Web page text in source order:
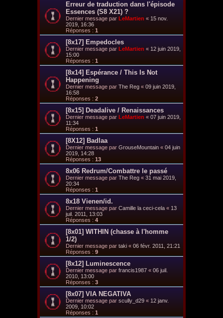
Erreur de traduction dans l'épisode
Essences (S8 X21) ?
Dernier message par LeMartien « 15 nov.
2019, 16:36
Réponses : 1
[8x17] Empedocles
Dernier message par LeMartien « 12 juin 2019,
15:00
Réponses : 1
[8x14] Espérance / This Is Not
Happening
Dernier message par The Reg « 09 juin 2019,
16:58
Réponses : 2
[8x15] Deadalive / Renaissances
Dernier message par LeMartien « 07 juin 2019,
11:34
Réponses : 1
[8X12] Badlaa
Dernier message par GrouseMountain « 04 juin
2019, 14:28
Réponses : 13
8x06 Redrum/Combattre le passé
Dernier message par The Reg « 31 mai 2019,
20:34
Réponses : 1
8x18 Vienen/id.
Dernier message par Camille la ceci-cela « 13
juil. 2011, 13:03
Réponses : 4
[8x01] WITHIN (chasse à l'homme
1/2)
Dernier message par taki « 06 févr. 2011, 21:21
Réponses : 9
[8x12] Luminescence
Dernier message par francis1987 « 06 juil.
2010, 13:00
Réponses : 3
[8x07] VIA NEGATIVA
Dernier message par scully_d29 « 12 janv.
2009, 10:02
Réponses : 1